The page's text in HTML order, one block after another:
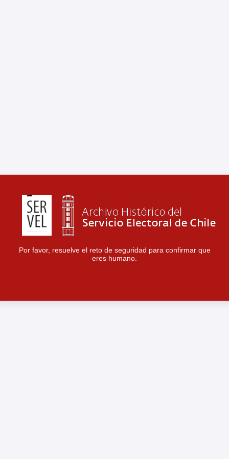
Por favor, resuelve el reto de seguridad para confirmar que
eres humano.